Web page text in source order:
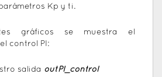
Kp y ti.
gráficos se muestra el
control PI:
salida outPI_control